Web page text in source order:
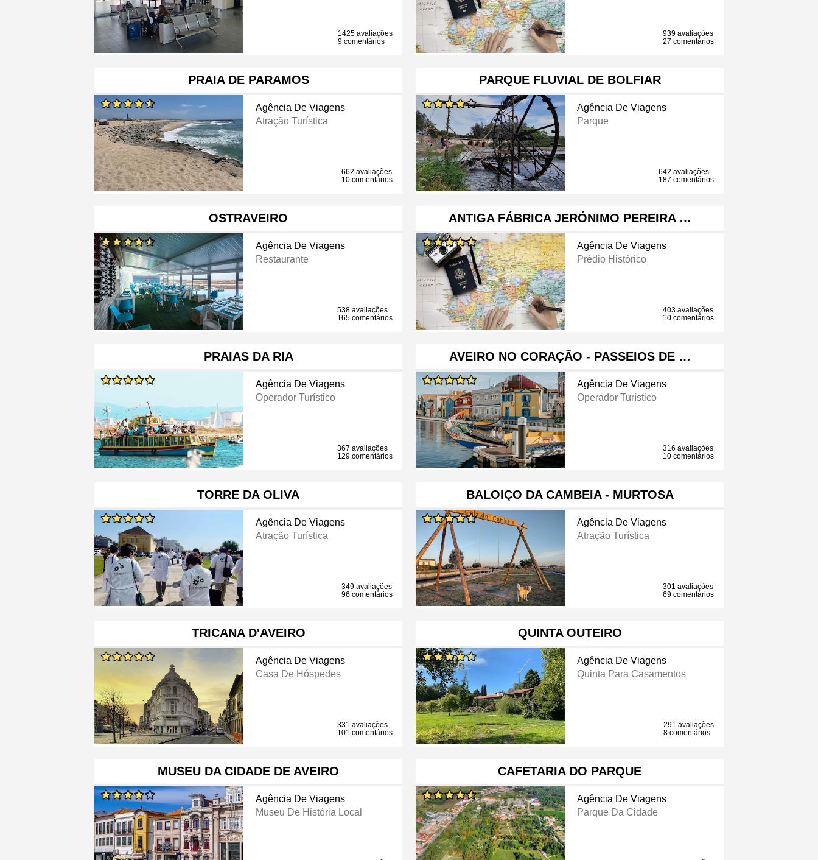
1425 avaliações
9 comentários
939 avaliações
27 comentários
PRAIA DE PARAMOS
Agência De Viagens
Atração Turística
662 avaliações
10 comentários
PARQUE FLUVIAL DE BOLFIAR
Agência De Viagens
Parque
642 avaliações
187 comentários
OSTRAVEIRO
Agência De Viagens
Restaurante
538 avaliações
165 comentários
ANTIGA FÁBRICA JERÓNIMO PEREIRA …
Agência De Viagens
Prédio Histórico
403 avaliações
10 comentários
PRAIAS DA RIA
Agência De Viagens
Operador Turístico
367 avaliações
129 comentários
AVEIRO NO CORAÇÃO - PASSEIOS DE …
Agência De Viagens
Operador Turístico
316 avaliações
10 comentários
TORRE DA OLIVA
Agência De Viagens
Atração Turística
349 avaliações
96 comentários
BALOIÇO DA CAMBEIA - MURTOSA
Agência De Viagens
Atração Turística
301 avaliações
69 comentários
TRICANA D'AVEIRO
Agência De Viagens
Casa De Hóspedes
331 avaliações
101 comentários
QUINTA OUTEIRO
Agência De Viagens
Quinta Para Casamentos
291 avaliações
8 comentários
MUSEU DA CIDADE DE AVEIRO
Agência De Viagens
Museu De História Local
CAFETARIA DO PARQUE
Agência De Viagens
Parque Da Cidade